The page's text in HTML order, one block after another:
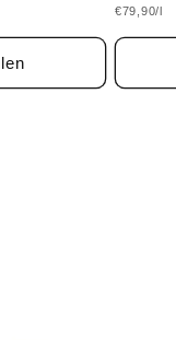
Preis
Grundpreis
€79,90/l